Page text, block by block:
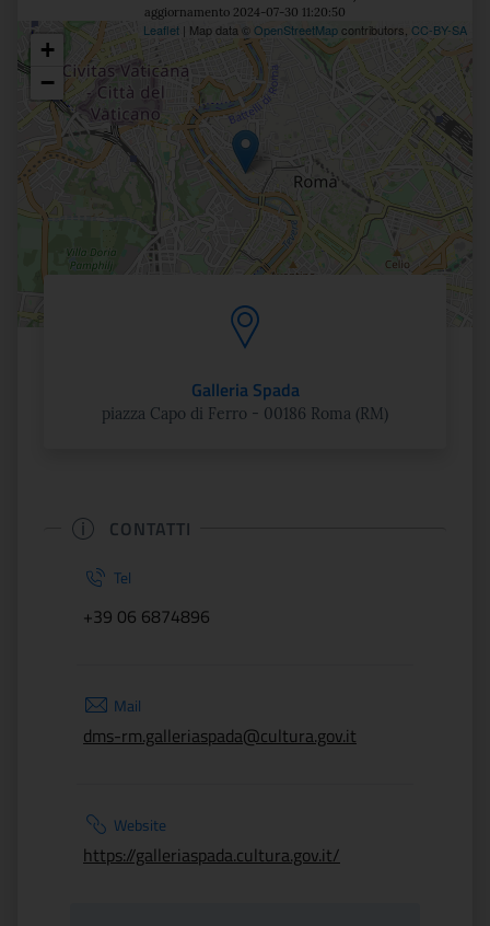
aggiornamento 2024-07-30 11:20:50
Posizione
+
−
Leaflet | Map data © OpenStreetMapcontributors, CC-BY-SA
Galleria Spada
piazza Capo di Ferro - 00186 Roma (RM)
CONTATTI
Tel
+39 06 6874896
Mail
dms-rm.galleriaspada@cultura.gov.it
Website
https://galleriaspada.cultura.gov.it/